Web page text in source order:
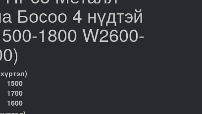
Босоо 4 нүдтэй
1800 W2600-
1500
1700
1600